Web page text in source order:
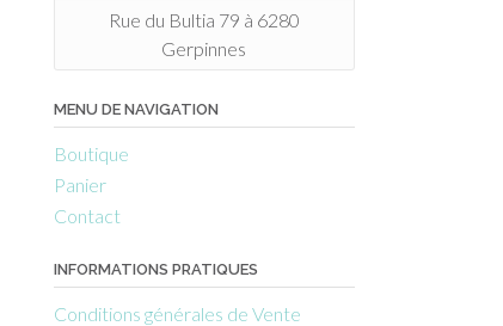
Rue du Bultia 79 à 6280
Gerpinnes
MENU DE NAVIGATION
Boutique
Panier
Contact
INFORMATIONS PRATIQUES
Conditions générales de Vente